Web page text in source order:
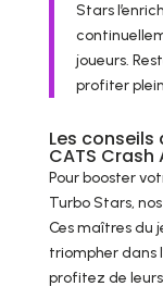
Stars
joueurs.
profiter
Les
CATS
Pour booster
Turbo Stars,
Ces maîtres du
triompher dans
profitez de leurs